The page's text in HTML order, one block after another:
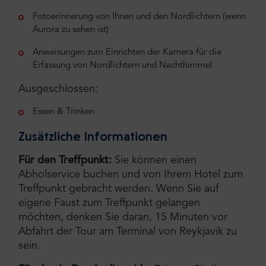
Fotoerinnerung von Ihnen und den Nordlichtern (wenn
Aurora zu sehen ist)
Anweisungen zum Einrichten der Kamera für die
Erfassung von Nordlichtern und Nachthimmel
Ausgeschlossen:
Essen & Trinken
Zusätzliche Informationen
Für den Treffpunkt: Sie können einen
Abholservice buchen und von Ihrem Hotel zum
Treffpunkt gebracht werden. Wenn Sie auf
eigene Faust zum Treffpunkt gelangen
möchten, denken Sie daran, 15 Minuten vor
Abfahrt der Tour am Terminal von Reykjavik zu
sein.